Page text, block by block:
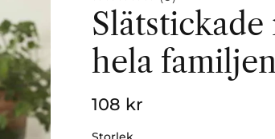
hela
108 kr